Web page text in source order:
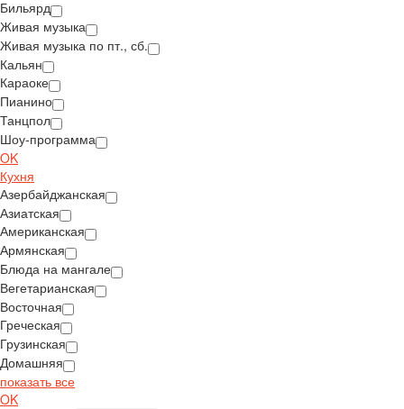
Бильярд
Живая музыка
Живая музыка по пт., сб.
Кальян
Караоке
Пианино
Танцпол
Шоу-программа
OK
Кухня
Азербайджанская
Азиатская
Американская
Армянская
Блюда на мангале
Вегетарианская
Восточная
Греческая
Грузинская
Домашняя
показать все
OK